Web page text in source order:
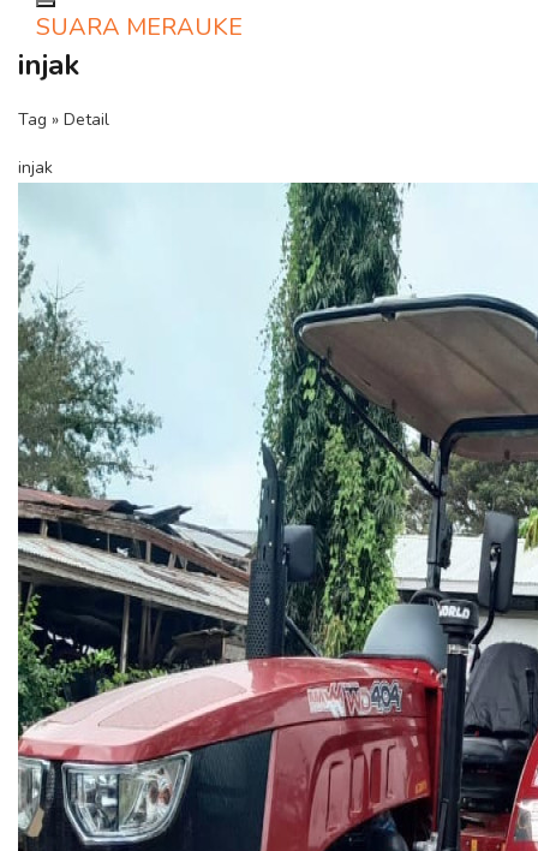
Toggle navigation
SUARA MERAUKE
injak
Tag » Detail
injak